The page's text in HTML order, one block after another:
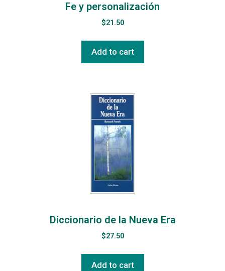
Fe y personalización
$21.50
Add to cart
Diccionario de la Nueva Era
$27.50
Add to cart